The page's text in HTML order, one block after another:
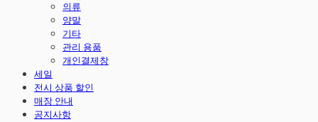
의류
양말
기타
관리 용품
개인결제창
세일
전시 상품 할인
매장 안내
공지사항